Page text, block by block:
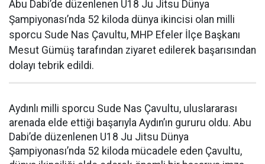
Abu Dabi’de düzenlenen U18 Ju Jitsu Dünya
Şampiyonası’nda 52 kiloda dünya ikincisi olan milli
sporcu Sude Nas Çavultu, MHP Efeler İlçe Başkanı
Mesut Gümüş tarafından ziyaret edilerek başarısından
dolayı tebrik edildi.
Aydınlı milli sporcu Sude Nas Çavultu, uluslararası
arenada elde ettiği başarıyla Aydın’ın gururu oldu. Abu
Dabi’de düzenlenen U18 Ju Jitsu Dünya
Şampiyonası’nda 52 kiloda mücadele eden Çavultu,